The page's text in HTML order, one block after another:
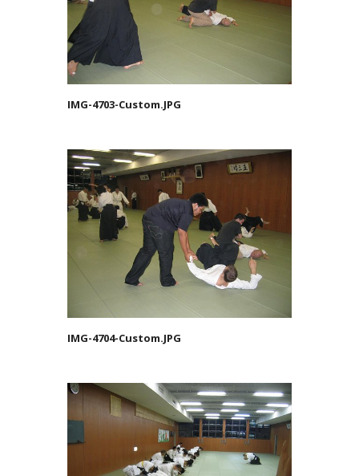
IMG-4703-Custom.JPG
IMG-4704-Custom.JPG